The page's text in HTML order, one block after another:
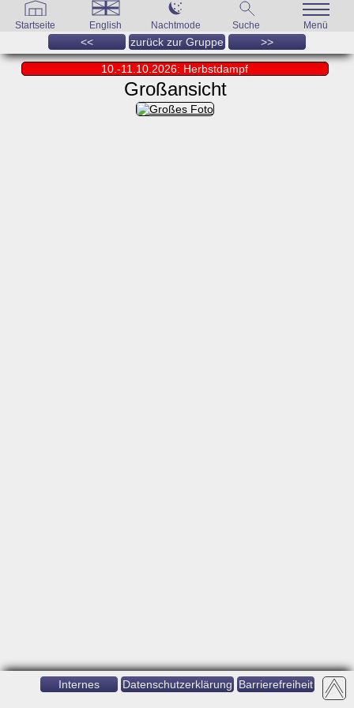
Startseite English Nachtmode Suche Menü
<< zurück zur Gruppe >>
10.-11.10.2026: Herbstdampf
Großansicht
Internes Datenschutzerklärung Barrierefreiheit